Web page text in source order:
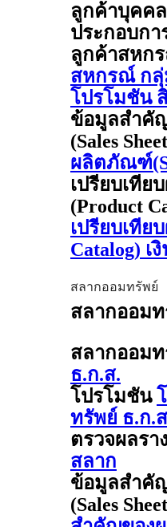
ลูกค้าบุคคล
ประกอบกา
ลูกค้าสหก
สหกรณ์ กลุ่
โปรโมชัน
ข้อมูลสำคั
(Sales
ผลิตภัณฑ์
เปรียบเที
(Product
เปรียบเที
Catalog) เ
สลากออมทรัพย์
สลากออมท
สลากออม
ธ.ก.ส.
โปรโมชัน
ทรัพย์ ธ.ก.
ตรวจผลรา
สลาก
ข้อมูลสำคั
(Sales